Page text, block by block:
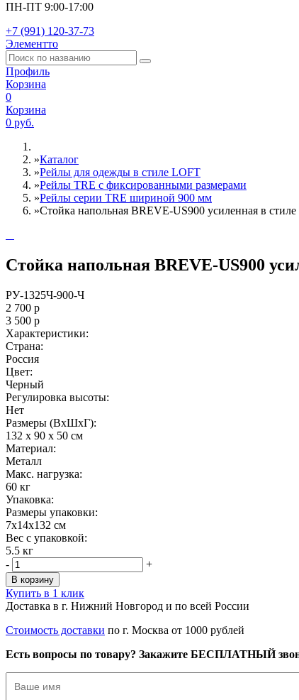
ПН-ПТ 9:00-17:00
+7 (991) 120-37-73
Элементто
Профиль
Корзина
0
Корзина
0 руб.
»Каталог
»Рейлы для одежды в стиле LOFT
»Рейлы TRE c фиксированными размерами
»Рейлы серии TRE шириной 900 мм
»Стойка напольная BREVE-US900 усиленная в
Стойка напольная BREVE-US900
РУ-1325Ч-900-Ч
2 700 р
3 500 р
Характеристики:
Страна:
Россия
Цвет:
Черный
Регулировка высоты:
Нет
Размеры (ВxШxГ):
132 x 90 x 50 см
Материал:
Металл
Maкс. нагрузка:
60 кг
Упаковка:
Размеры упаковки:
7x14x132 см
Вес с упаковкой:
5.5 кг
-
+
В корзину
Купить в 1 клик
Доставка в г. Нижний Новгород и по всей России
Стоимость доставки по г. Москва от 1000 рублей
Есть вопросы по товару? Закажите БЕСПЛАТНЫЙ